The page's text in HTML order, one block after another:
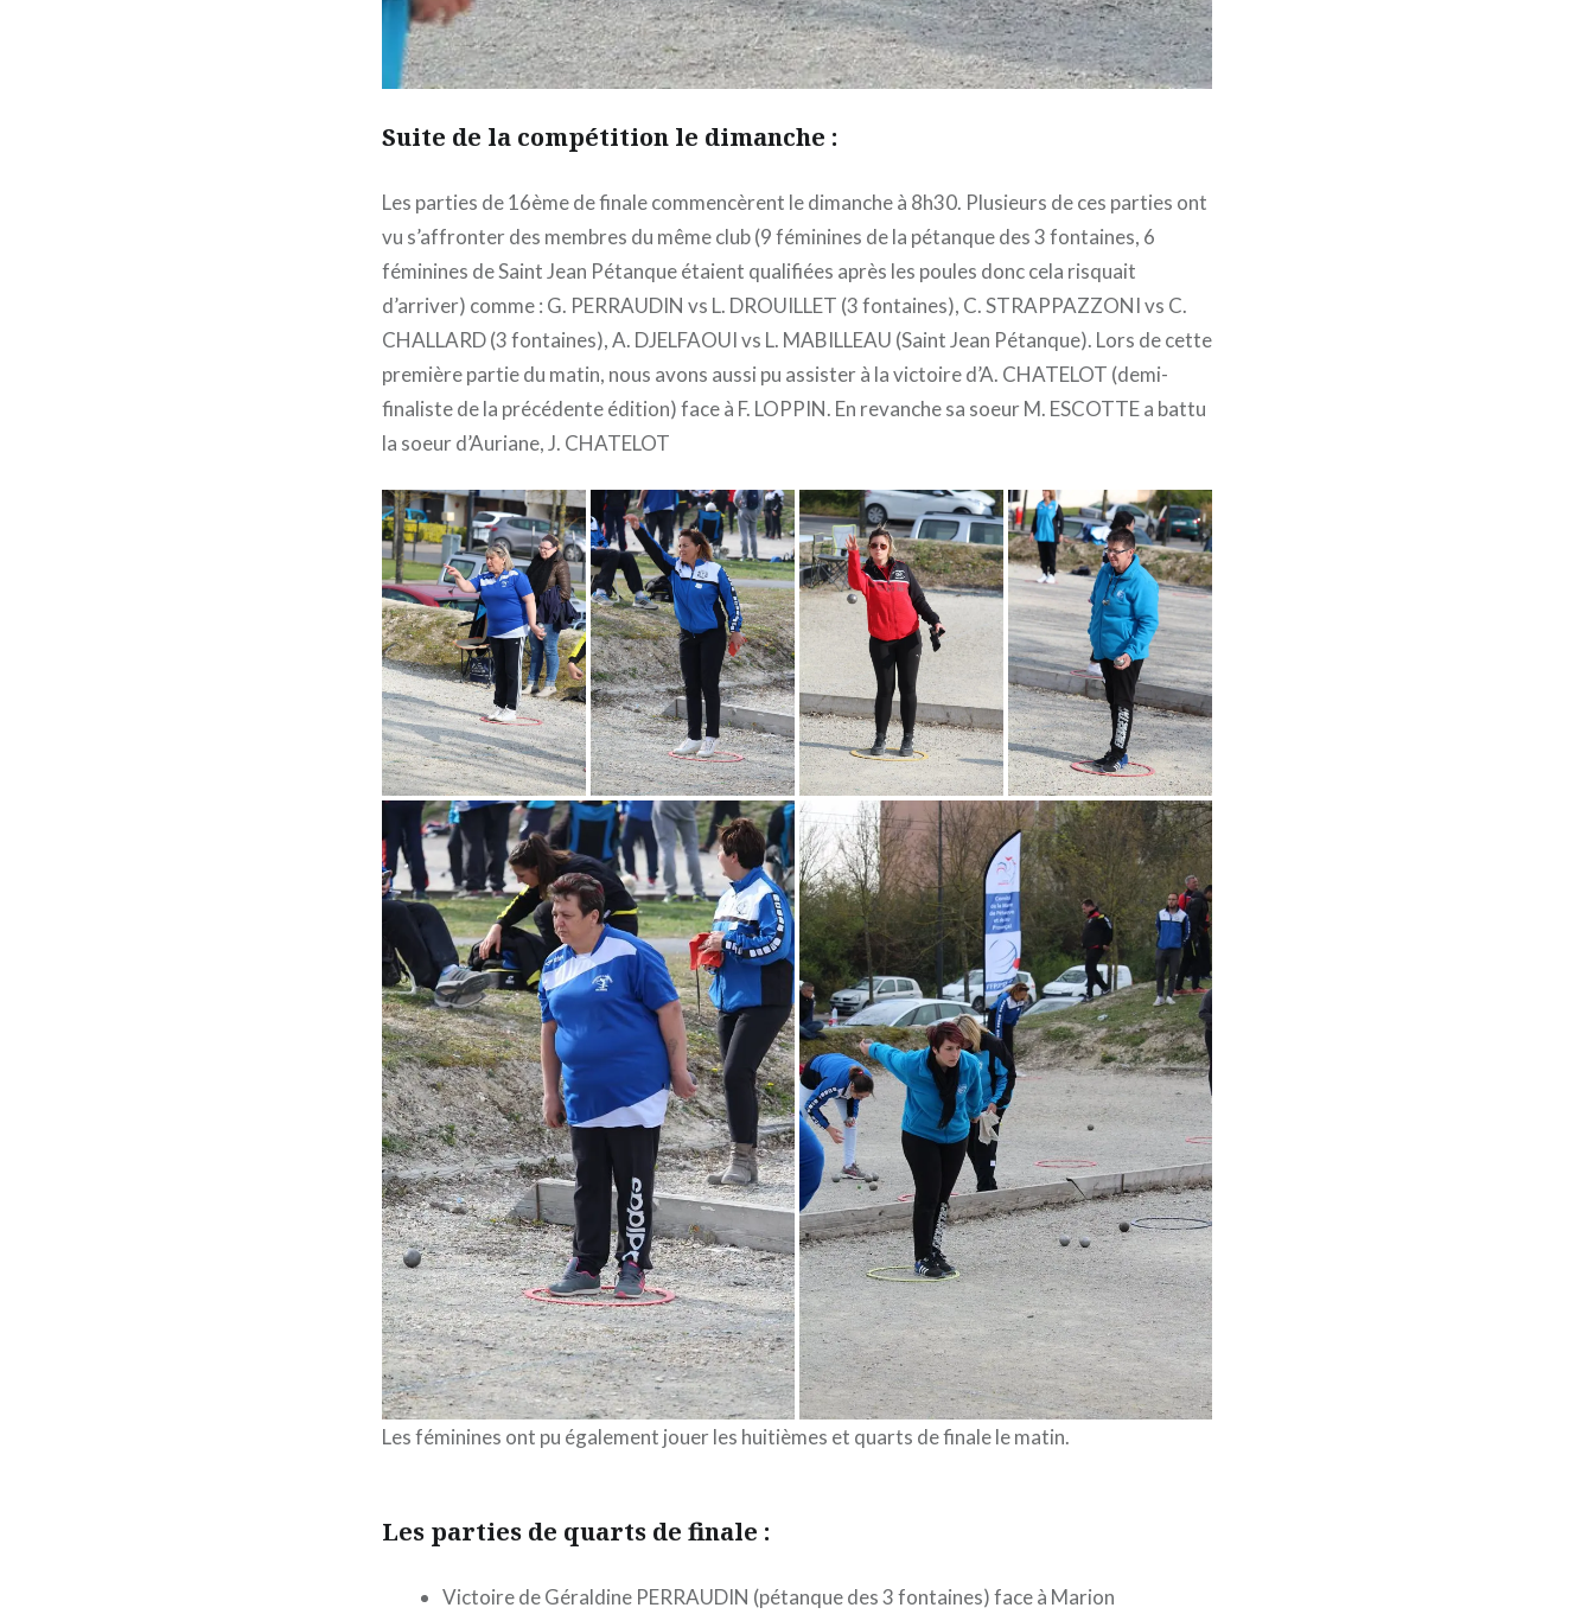
Suite de la compétition le dimanche :
Les parties de 16ème de finale commencèrent le dimanche à 8h30. Plusieurs de ces parties ont
vu s’affronter des membres du même club (9 féminines de la pétanque des 3 fontaines, 6
féminines de Saint Jean Pétanque étaient qualifiées après les poules donc cela risquait
d’arriver) comme : G. PERRAUDIN vs L. DROUILLET (3 fontaines), C. STRAPPAZZONI vs C.
CHALLARD (3 fontaines), A. DJELFAOUI vs L. MABILLEAU (Saint Jean Pétanque). Lors de cette
première partie du matin, nous avons aussi pu assister à la victoire d’A. CHATELOT (demi-
finaliste de la précédente édition) face à F. LOPPIN. En revanche sa soeur M. ESCOTTE a battu
la soeur d’Auriane, J. CHATELOT
Les féminines ont pu également jouer les huitièmes et quarts de finale le matin.
Les parties de quarts de finale :
Victoire de Géraldine PERRAUDIN (pétanque des 3 fontaines) face à Marion